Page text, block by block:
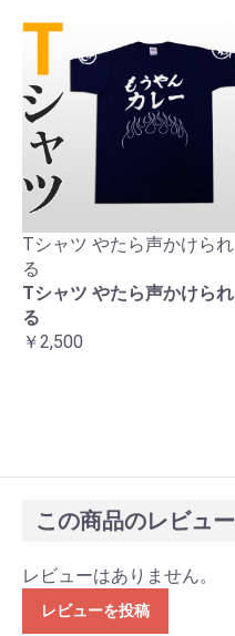
Tシャツ やたら声かけられ
る
Tシャツ やたら声かけられ
る
￥2,500
この商品のレビュー
レビューはありません。
レビューを投稿